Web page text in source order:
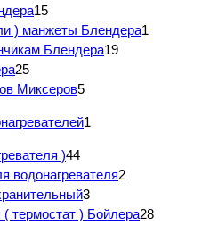
15
) манжеты Блендера1
Блендера19
25
Миксеров5
1
)44
водонагревателя2
3
( термостат ) Бойлера28